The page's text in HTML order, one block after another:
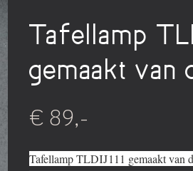
Tafellamp
gemaakt van
€ 89,-
Tafellamp TLDIJ111 gemaakt van